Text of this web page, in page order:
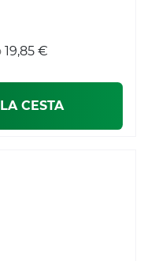
19,85 €
CESTA